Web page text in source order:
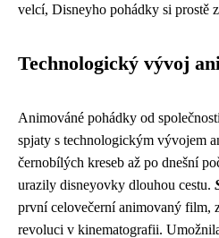
velcí, Disneyho pohádky si prostě
Technologický vývoj
Animováné pohádky od
spjaty s technologickým vývojem
černobílých kreseb až po dnešní
urazily disneyovky dlouhou cestu.
první celovečerní animovaný film,
revoluci v kinematografii.